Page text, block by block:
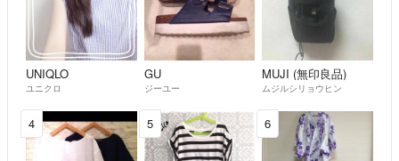
UNIQLO
ユニクロ
GU
ジーユー
MUJI (無印良品)
ムジルシリョウヒン
4 5 6